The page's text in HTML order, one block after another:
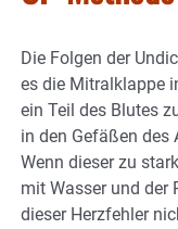
Die Folgen der
es die Mitralklappe
ein Teil des Blutes
in den Gefäßen des
Wenn dieser zu
mit Wasser und der
dieser Herzfehler